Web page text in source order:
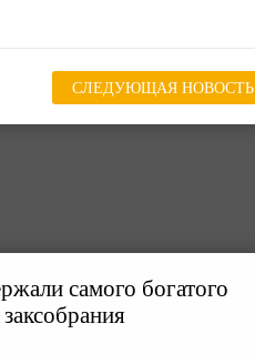
СЛЕДУЮЩАЯ НОВОСТЬ
самого богатого